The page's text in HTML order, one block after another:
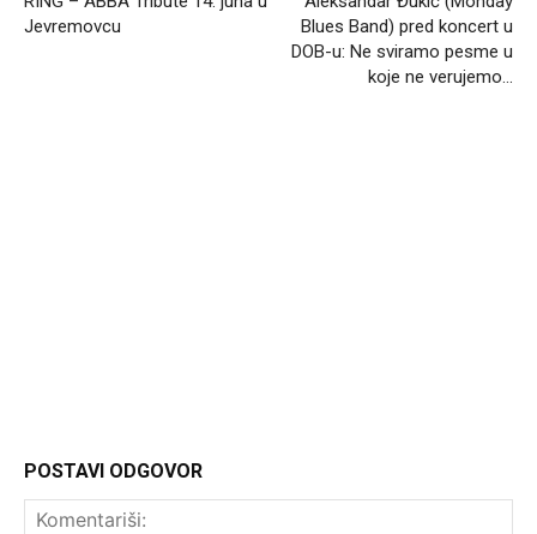
Jevremovcu
Blues Band) pred koncert u
DOB-u: Ne sviramo pesme u
koje ne verujemo…
POSTAVI ODGOVOR